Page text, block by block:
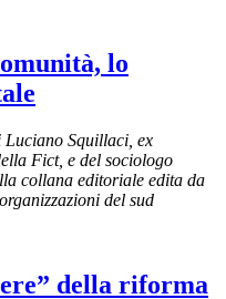
lo
Luciano Squillaci, ex
Fict, e del sociologo
collana editoriale edita da
del sud
della riforma